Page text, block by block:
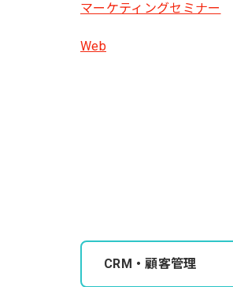
マーケティングセミナー
Web
CRM・顧客管理